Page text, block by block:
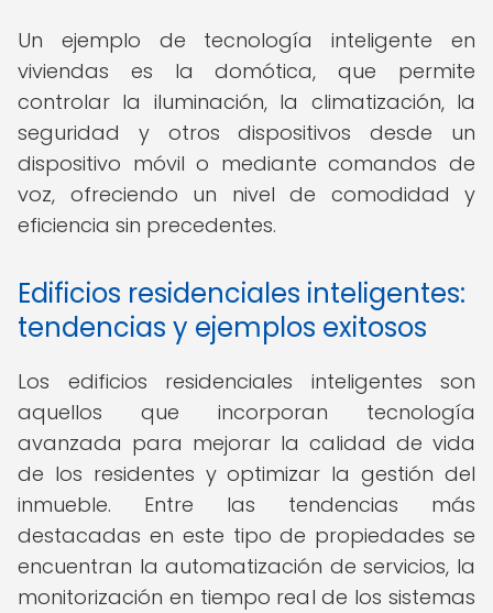
Un ejemplo de tecnología inteligente en
viviendas es la domótica, que permite
controlar la iluminación, la climatización, la
seguridad y otros dispositivos desde un
dispositivo móvil o mediante comandos de
voz, ofreciendo un nivel de comodidad y
eficiencia sin precedentes.
Edificios residenciales inteligentes:
tendencias y ejemplos exitosos
Los edificios residenciales inteligentes son
aquellos que incorporan tecnología
avanzada para mejorar la calidad de vida
de los residentes y optimizar la gestión del
inmueble. Entre las tendencias más
destacadas en este tipo de propiedades se
encuentran la automatización de servicios, la
monitorización en tiempo real de los sistemas